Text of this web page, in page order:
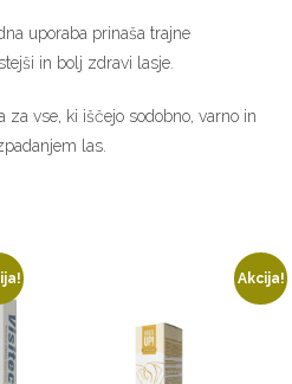
uporaba prinaša trajne
in bolj zdravi lasje.
vse, ki iščejo sodobno, varno in
las.
Akcija!